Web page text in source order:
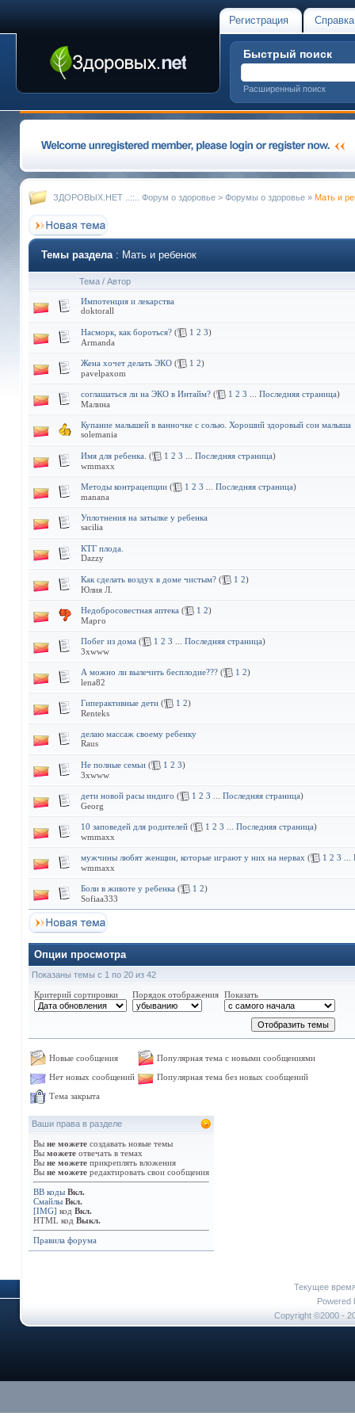
Регистрация Справка
Быстрый поиск
Расширенный поиск
ЗДОРОВЫХ.НЕТ ..::.. Форум о здоровье > Форумы о здоровье » Мать и
Темы раздела: Мать и ребенок
Тема / Автор
Импотенция и лекарства
doktorall
Насморк, как бороться? ( 1 2 3)
Armanda
Жена хочет делать ЭКО ( 1 2)
pavelpaxom
соглашаться ли на ЭКО в Интайм? ( 1 2 3 Последняя страница)
Малина
Купание малышей в ванночке с солью. Хороший здоровый сон малыша
solemania
Имя для ребенка. ( 1 2 3 Последняя страница)
wmmaxx
Методы контрацепции ( 1 2 3 Последняя страница)
manana
Уплотнения на затылке у ребенка
sacilia
КТГ плода.
Dazzy
Как сделать воздух в доме чистым? ( 1 2)
Юлия Л.
Недобросовестная аптека ( 1 2)
Марго
Побег из дома ( 1 2 3 Последняя страница)
3xwww
А можно ли вылечить бесплодие??? ( 1 2)
lena82
Гиперактивные дети ( 1 2)
Renteks
делаю массаж своему ребенку
Raus
Не полные семьи ( 1 2 3)
3xwww
дети новой расы индиго ( 1 2 3 Последняя страница)
Georg
10 заповедей для родителей ( 1 2 3 Последняя страница)
wmmaxx
мужчины любят женщин, которые играют у них на нервах ( 1 2 3
wmmaxx
Боли в животе у ребенка ( 1 2)
Sofiaa333
Опции просмотра
Показаны темы с 1 по 20 из 42
Критерий сортировки Порядок отображения Показать
Новые сообщения
Популярная тема с новыми сообщениями
Нет новых сообщений
Популярная тема без новых сообщений
Тема закрыта
Ваши права в разделе
Вы не можете создавать новые темы
Вы можете отвечать в темах
Вы не можете прикреплять вложения
Вы не можете редактировать свои сообщения
BB коды Вкл.
Смайлы Вкл.
[IMG] код Вкл.
HTML код Выкл.
Правила форума
Текущее
Powered
Copyright ©2000 -